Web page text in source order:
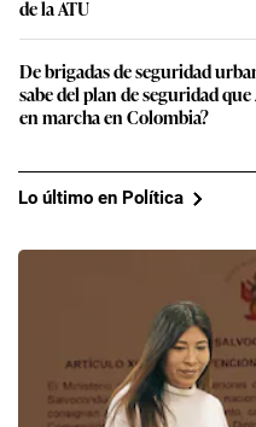
de la ATU
De brigadas de seguridad
sabe del plan de seguridad
en marcha en Colombia?
Lo último en Política